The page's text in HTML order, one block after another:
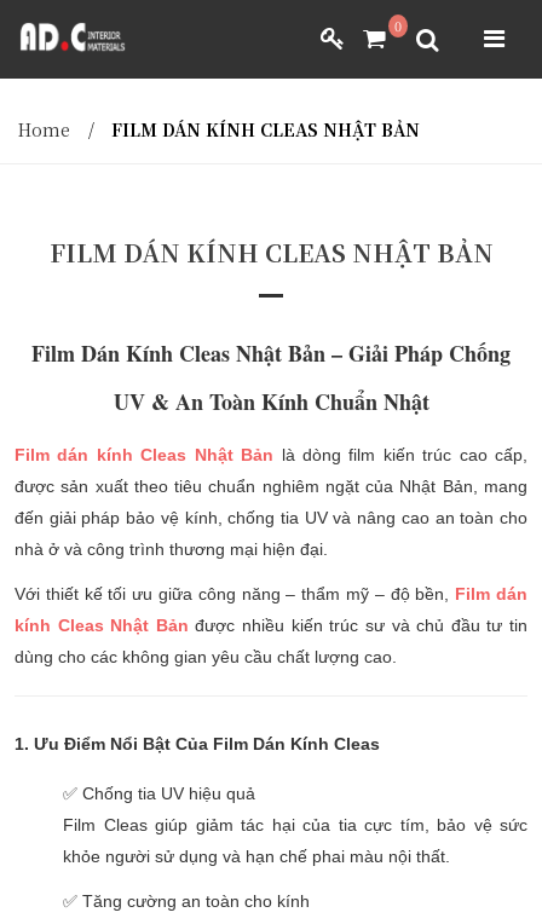
0
GIẤY DÁN TƯỜNG NHẬT BẢN
MÀNH RÈM NHẬT BẢN FILM DÁN NỘI THẤT VẢI BỌC NỘI THẤT
YÊU CẦU BÁO GIÁ
ADC INTERIOR
GIẤY DÁN TƯỜNG NHẬT BẢN
MÀNH RÈM NHẬT BẢN
VẢI BỌC NỘI THẤT
DÀNH CHO ĐẠI LÝ
YÊU CẦU BÁO GIÁ
Home / FILM DÁN KÍNH CLEAS NHẬT BẢN
FILM DÁN KÍNH CLEAS NHẬT BẢN
Film Dán Kính Cleas Nhật Bản – Giải Pháp Chống
UV & An Toàn Kính Chuẩn Nhật
Film dán kính Cleas Nhật Bản là dòng film kiến trúc cao cấp,
được sản xuất theo tiêu chuẩn nghiêm ngặt của Nhật Bản, mang
đến giải pháp bảo vệ kính, chống tia UV và nâng cao an toàn cho
nhà ở và công trình thương mại hiện đại.
Với thiết kế tối ưu giữa công năng – thẩm mỹ – độ bền, Film dán
kính Cleas Nhật Bản được nhiều kiến trúc sư và chủ đầu tư tin
dùng cho các không gian yêu cầu chất lượng cao.
1. Ưu Điểm Nổi Bật Của Film Dán Kính Cleas
✅ Chống tia UV hiệu quả
Film Cleas giúp giảm tác hại của tia cực tím, bảo vệ sức
khỏe người sử dụng và hạn chế phai màu nội thất.
✅ Tăng cường an toàn cho kính